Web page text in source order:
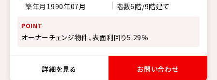
築年月 1990年07月 階数6階/9階建て
POINT
オーナーチェンジ物件、表面利回り5.29％
詳細を見る お問い合わせ